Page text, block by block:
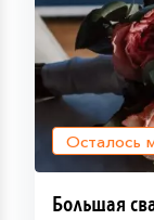
Осталось
Большая